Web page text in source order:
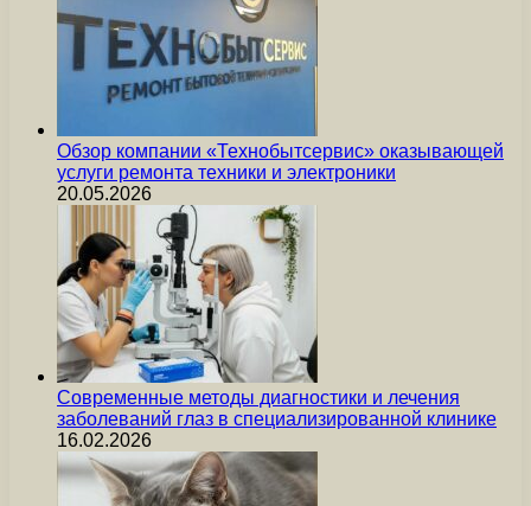
Обзор компании «Технобытсервис» оказывающей
услуги ремонта техники и электроники
20.05.2026
Современные методы диагностики и лечения
заболеваний глаз в специализированной клинике
16.02.2026